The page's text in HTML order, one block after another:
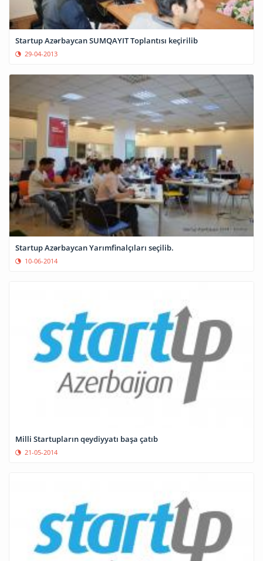
Startup Azərbaycan SUMQAYIT Toplantısı keçirilib
29-04-2013
Startup Azərbaycan Yarımfinalçıları seçilib.
10-06-2014
Milli Startupların qeydiyyatı başa çatıb
21-05-2014